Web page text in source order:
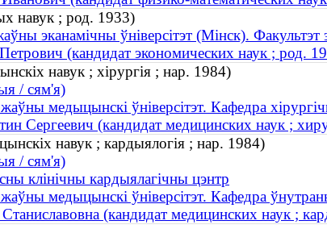
навук ; род. 1933)
эканамічны ўніверсітэт (Мінск). Факультэт
(кандидат экономических наук ; род.
навук ; хірургія ; нар. 1984)
/ сям'я)
медыцынскі ўніверсітэт. Кафедра
Сергеевич (кандидат медицинских наук ;
навук ; кардыялогія ; нар. 1984)
/ сям'я)
клінічны кардыялагічны цэнтр
медыцынскі ўніверсітэт. Кафедра
(кандидат медицинских наук ;